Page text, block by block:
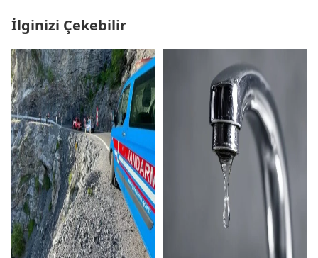
İlginizi Çekebilir